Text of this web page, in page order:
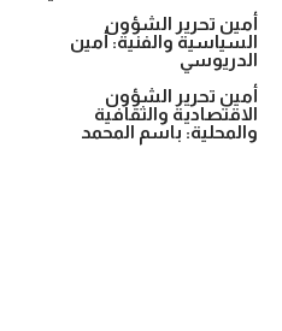
أمين تحرير الشؤون
السياسية والفنية: أمين
الدريوسي
أمين تحرير الشؤون
الاقتصادية والثقافية
والمحلية: باسم المحمد